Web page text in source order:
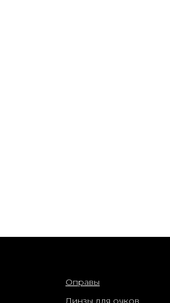
Оправы
Линзы для очков